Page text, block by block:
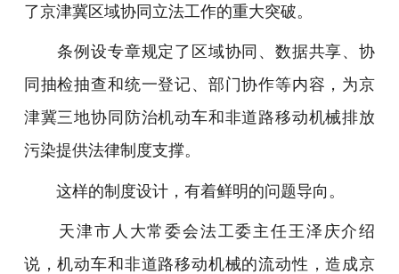
了京津冀区域协同立法工作的重大突破。
条例设专章规定了区域协同、数据共享、协
同抽检抽查和统一登记、部门协作等内容，为京
津冀三地协同防治机动车和非道路移动机械排放
污染提供法律制度支撑。
这样的制度设计，有着鲜明的问题导向。
天津市人大常委会法工委主任王泽庆介绍
说，机动车和非道路移动机械的流动性，造成京